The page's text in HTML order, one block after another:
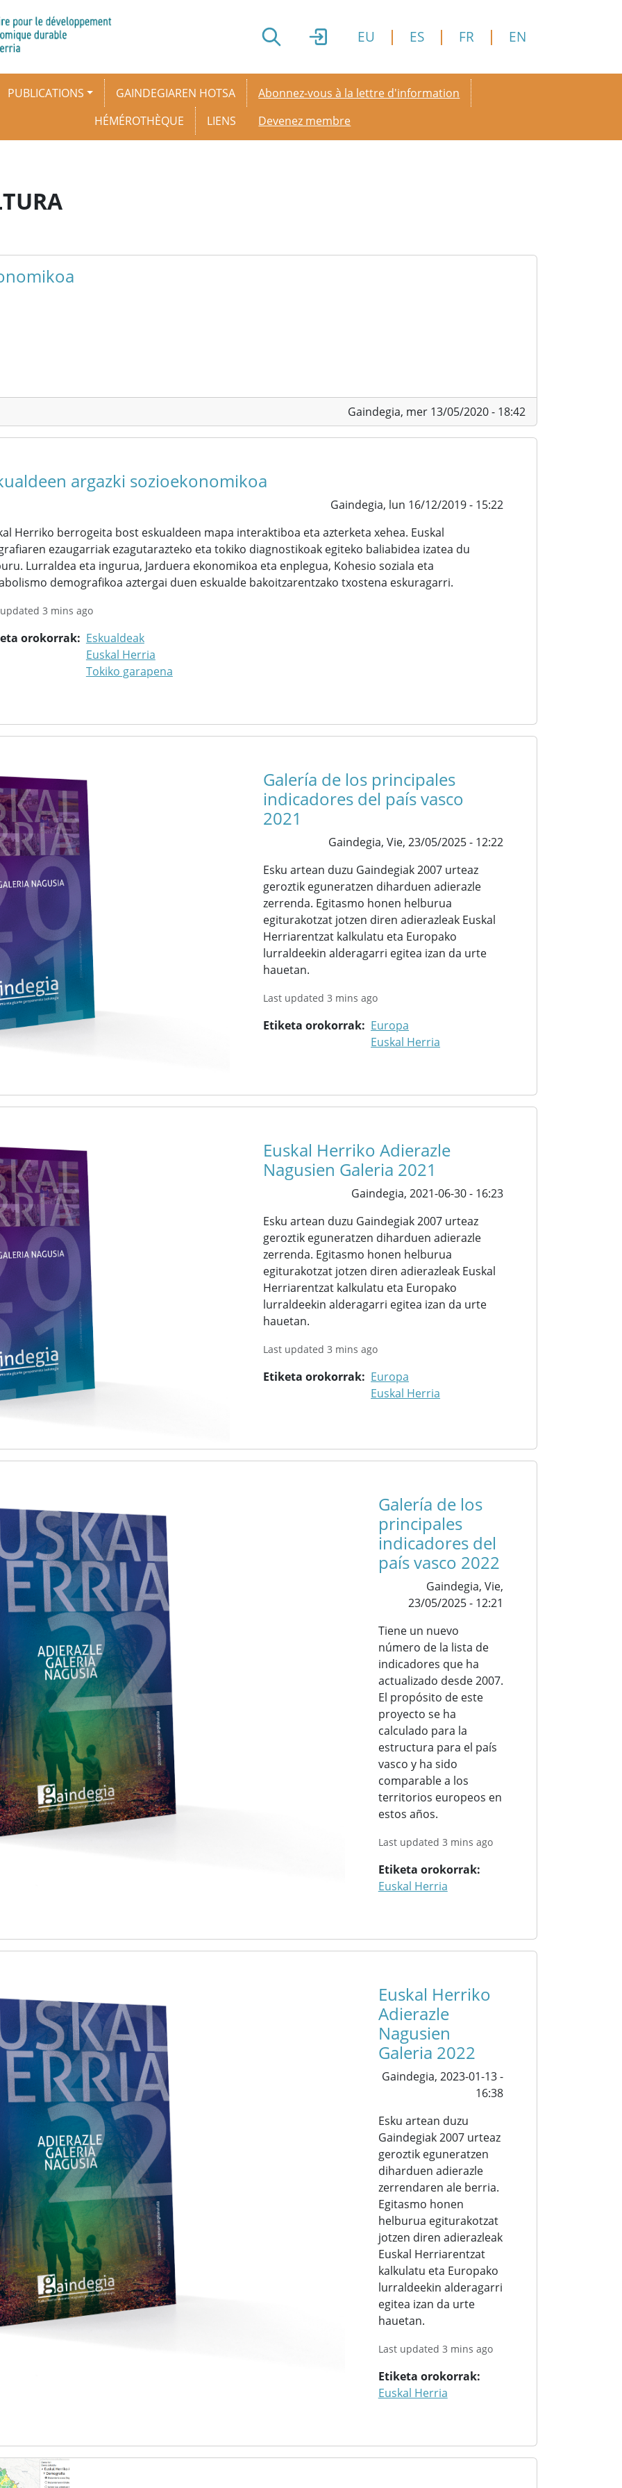
EU ES FR EN
PUBLICATIONS
GAINDEGIAREN HOTSA
HÉMÉROTHÈQUE
LIENS
Secondary menu
Abonnez-vous à la lettre d'information
Devenez membre
Gaindegia, mer 13/05/2020 - 18:42
argazki sozioekonomikoa
Gaindegia, lun 16/12/2019 - 15:22
Herriko berrogeita bost eskualdeen mapa interaktiboa eta azterketa xehea. Euskal
ezaugarriak ezagutarazteko eta tokiko diagnostikoak egiteko baliabidea izatea du
Lurraldea eta ingurua, Jarduera ekonomikoa eta enplegua, Kohesio soziala eta
demografikoa aztergai duen eskualde bakoitzarentzako txostena eskuragarri.
3 mins ago
orokorrak
Eskualdeak
Euskal Herria
Tokiko garapena
Galería de los principales
indicadores del país vasco
2021
Gaindegia, Vie, 23/05/2025 - 12:22
Esku artean duzu Gaindegiak 2007 urteaz
geroztik eguneratzen diharduen adierazle
zerrenda. Egitasmo honen helburua
egiturakotzat jotzen diren adierazleak Euskal
Herriarentzat kalkulatu eta Europako
lurraldeekin alderagarri egitea izan da urte
hauetan.
Last updated 3 mins ago
Etiketa orokorrak
Europa
Euskal Herria
Euskal Herriko Adierazle
Nagusien Galeria 2021
Gaindegia, 2021-06-30 - 16:23
Esku artean duzu Gaindegiak 2007 urteaz
geroztik eguneratzen diharduen adierazle
zerrenda. Egitasmo honen helburua
egiturakotzat jotzen diren adierazleak Euskal
Herriarentzat kalkulatu eta Europako
lurraldeekin alderagarri egitea izan da urte
hauetan.
Last updated 3 mins ago
Etiketa orokorrak
Europa
Euskal Herria
Galería de los
principales
indicadores del
país vasco 2022
Gaindegia, Vie,
23/05/2025 - 12:21
Tiene un nuevo
número de la lista de
indicadores que ha
actualizado desde 2007.
El propósito de este
proyecto se ha
calculado para la
estructura para el país
vasco y ha sido
comparable a los
territorios europeos en
estos años.
Last updated 3 mins ago
Etiketa orokorrak
Euskal Herria
Euskal Herriko
Adierazle
Nagusien
Galeria 2022
Gaindegia, 2023-01-13 -
16:38
Esku artean duzu
Gaindegiak 2007 urteaz
geroztik eguneratzen
diharduen adierazle
zerrendaren ale berria.
Egitasmo honen
helburua egiturakotzat
jotzen diren adierazleak
Euskal Herriarentzat
kalkulatu eta Europako
lurraldeekin alderagarri
egitea izan da urte
hauetan.
Last updated 3 mins ago
Etiketa orokorrak
Euskal Herria